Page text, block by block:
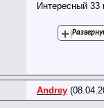
Интересный 33
Andrey